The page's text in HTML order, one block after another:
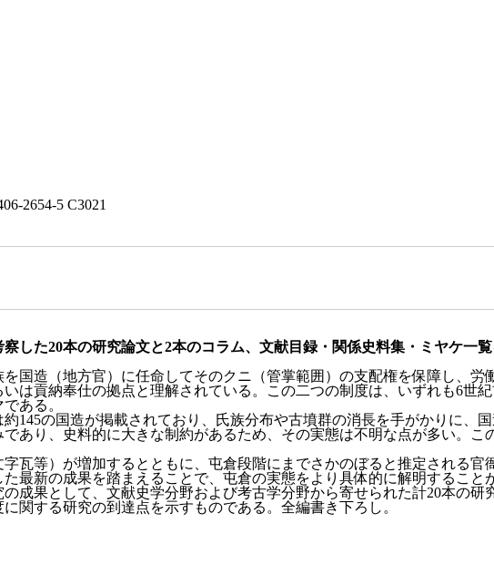
2654-5 C3021
した20本の研究論文と2本のコラム、文献目録・関係史料集・ミヤケ一
国造（地方官）に任命してそのクニ（管掌範囲）の支配権を保障し、労
は貢納奉仕の拠点と理解されている。この二つの制度は、いずれも6世
ある。
145の国造が掲載されており、氏族分布や古墳群の消長を手がかりに、
あり、史料的に大きな制約があるため、その実態は不明な点が多い。
瓦等）が増加するとともに、屯倉段階にまでさかのぼると推定される官
最新の成果を踏まえることで、屯倉の実態をより具体的に解明すること
成果として、文献史学分野および考古学分野から寄せられた計20本の研
関する研究の到達点を示すものである。全編書き下ろし。